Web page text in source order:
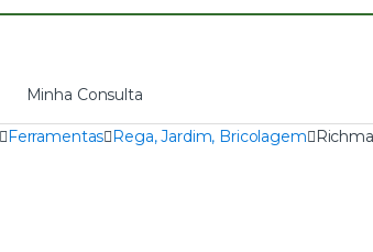
Minha Consulta
Ferramentas Rega, Jardim, Bricolagem